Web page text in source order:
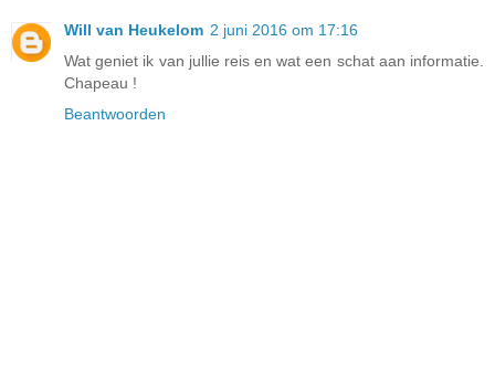
Will van Heukelom 2 juni 2016 om 17:16
Wat geniet ik van jullie reis en wat een schat aan informatie.
Chapeau !
Beantwoorden